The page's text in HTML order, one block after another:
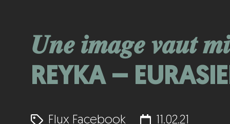
𝑼𝒏𝒆 𝒊𝒎𝒂𝒈𝒆 𝒗𝒂𝒖𝒕
REYKA –
Flux Facebook 11.02.21